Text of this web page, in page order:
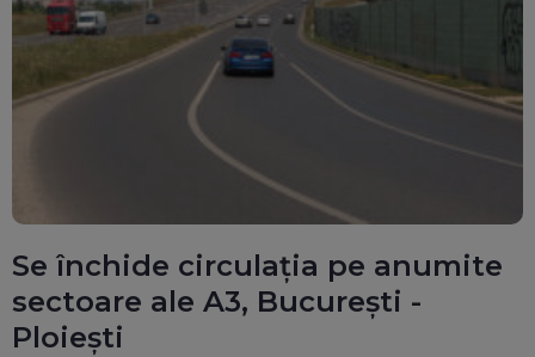
Se închide circulația pe anumite
sectoare ale A3, București -
Ploiești